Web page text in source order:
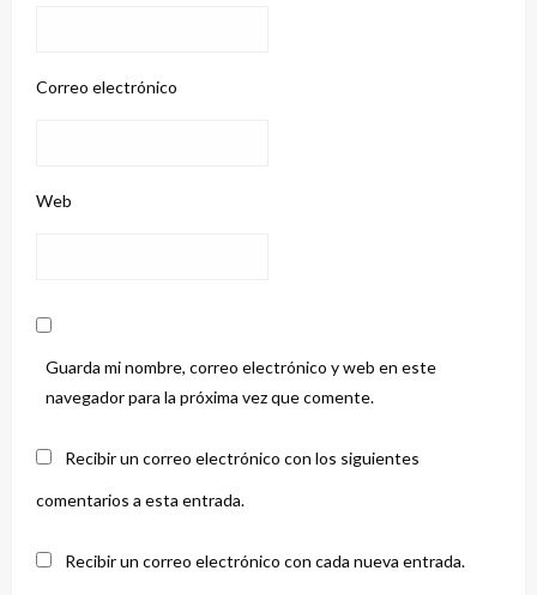
Correo electrónico
Web
Guarda mi nombre, correo electrónico y web en este
navegador para la próxima vez que comente.
Recibir un correo electrónico con los siguientes
comentarios a esta entrada.
Recibir un correo electrónico con cada nueva entrada.